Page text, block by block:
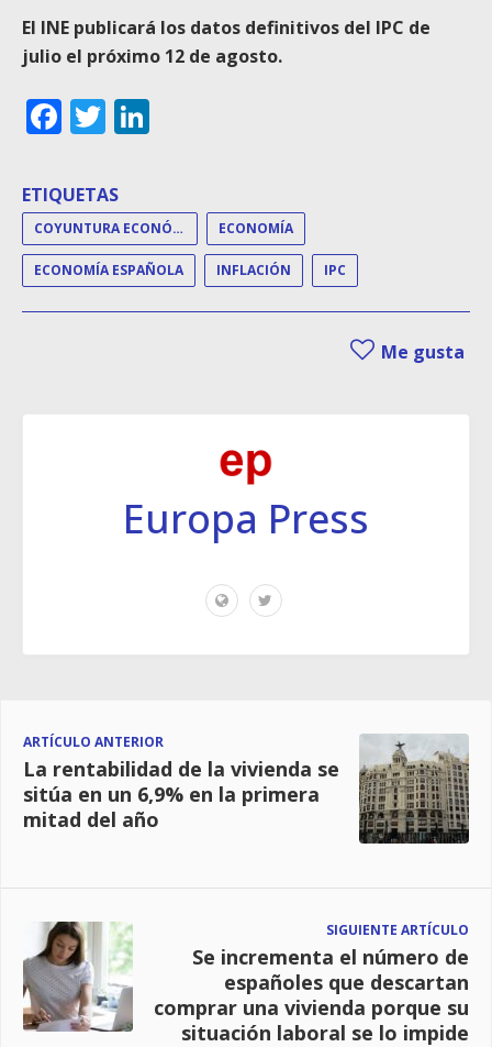
El INE publicará los datos definitivos del IPC de
julio el próximo 12 de agosto.
Facebook
Twitter
ETIQUETAS
COYUNTURA ECONÓMICA ECONOMÍA
ECONOMÍA ESPAÑOLA INFLACIÓN IPC
Me gusta
Europa Press
ARTÍCULO ANTERIOR
La rentabilidad de la vivienda se
sitúa en un 6,9% en la primera
mitad del año
SIGUIENTE ARTÍCULO
Se incrementa el número de
españoles que descartan
comprar una vivienda porque su
situación laboral se lo impide